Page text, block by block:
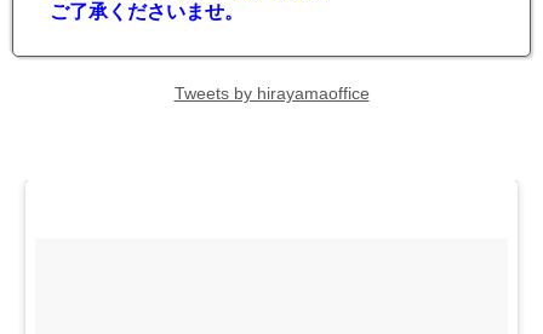
ご了承くださいませ。
Tweets by hirayamaoffice